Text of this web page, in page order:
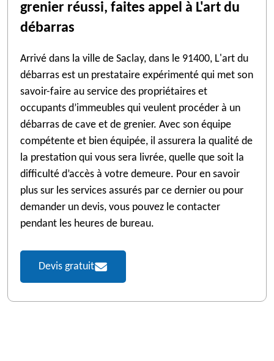
grenier réussi, faites appel à L'art du
débarras
Arrivé dans la ville de Saclay, dans le 91400, L'art du
débarras est un prestataire expérimenté qui met son
savoir-faire au service des propriétaires et
occupants d’immeubles qui veulent procéder à un
débarras de cave et de grenier. Avec son équipe
compétente et bien équipée, il assurera la qualité de
la prestation qui vous sera livrée, quelle que soit la
difficulté d’accès à votre demeure. Pour en savoir
plus sur les services assurés par ce dernier ou pour
demander un devis, vous pouvez le contacter
pendant les heures de bureau.
Devis gratuit